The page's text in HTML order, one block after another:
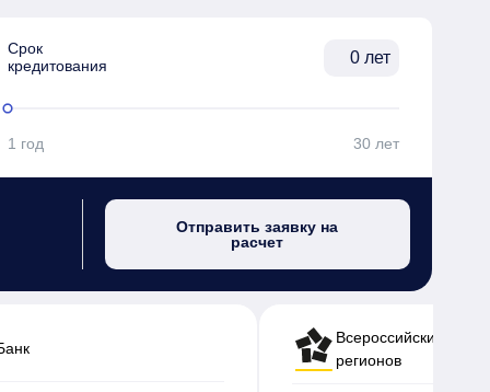
Срок
кредитования
лет
1 год 30 лет
Отправить заявку на
расчет
Всероссийский банк
регионов